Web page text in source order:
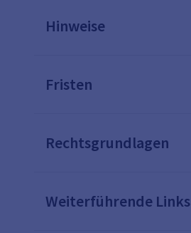
Hinweise
Fristen
Rechtsgrundlagen
Weiterführende Links